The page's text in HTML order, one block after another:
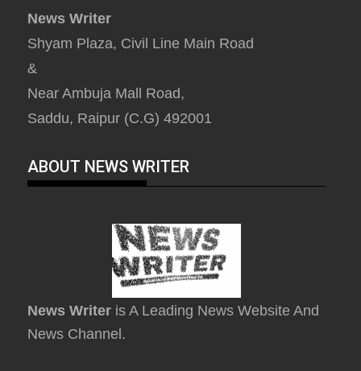
News Writer
Shyam Plaza, Civil Line Main Road
&
Near Ambuja Mall Road,
Saddu, Raipur (C.G) 492001
ABOUT NEWS WRITER
News Writer is A Leading News Website And
News Channel.